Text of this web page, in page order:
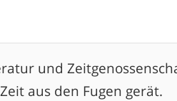
und
aus den Fugen gerät.